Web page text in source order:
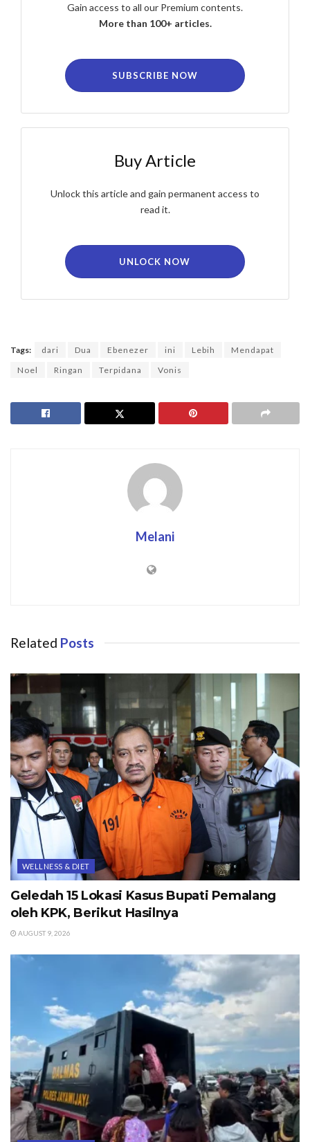
Gain access to all our Premium contents.
More than 100+ articles.
SUBSCRIBE NOW
Buy Article
Unlock this article and gain permanent access to
read it.
UNLOCK NOW
Tags: dari Dua Ebenezer ini Lebih
Mendapat
Noel
Ringan Terpidana Vonis
Melani
Related Posts
WELLNESS & DIET
Geledah 15 Lokasi Kasus Bupati Pemalang
oleh KPK, Berikut Hasilnya
AUGUST 9, 2026